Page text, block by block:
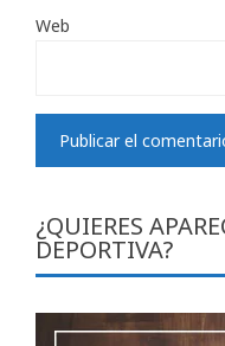
Web
¿QUIERES
DEPORTIVA?